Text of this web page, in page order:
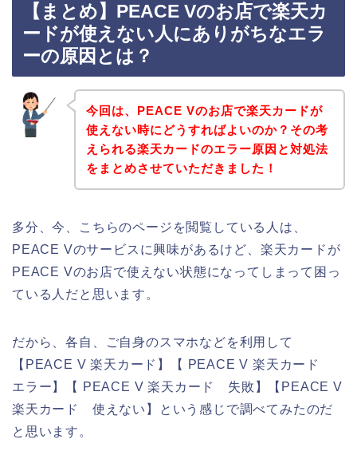
【まとめ】PEACE Vのお店で楽天カ
ードが使えない人にありがちなエラ
ーの原因とは？
今回は、PEACE Vのお店で楽天カードが
使えない時にどうすればよいのか？その考
えられる楽天カードのエラー原因と対処法
をまとめさせていただきました！
多分、今、こちらのページを閲覧している人は、
PEACE Vのサービスに興味があるけど、楽天カードが
PEACE Vのお店で使えない状態になってしまって困っ
ている人だと思います。
だから、各自、ご自身のスマホなどを利用して
【PEACE V 楽天カード】【 PEACE V 楽天カード
エラー】【 PEACE V 楽天カード 失敗】【PEACE V
楽天カード 使えない】という感じで調べてみたのだ
と思います。